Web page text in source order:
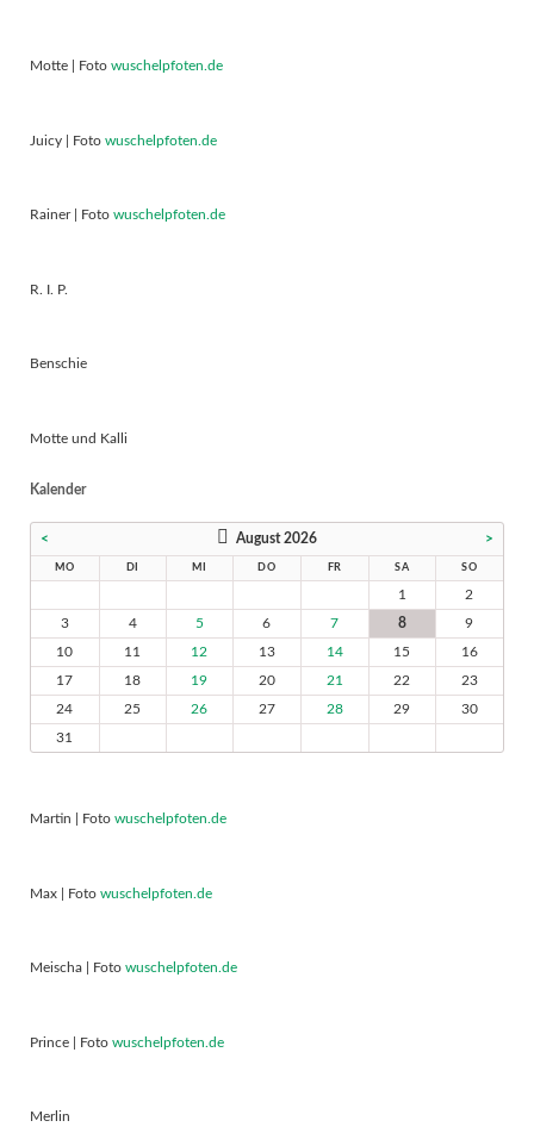
Motte | Foto wuschelpfoten.de
Juicy | Foto wuschelpfoten.de
Rainer | Foto wuschelpfoten.de
R. I. P.
Benschie
Motte und Kalli
Kalender
< August 2026 >
MO DI MI DO FR SA SO
1
2
3
4 5 6 7 8
9
10
11 12 13 14 15
16
17
18 19 20 21 22
23
24
25 26 27 28 29
30
31
Martin | Foto wuschelpfoten.de
Max | Foto wuschelpfoten.de
Meischa | Foto wuschelpfoten.de
Prince | Foto wuschelpfoten.de
Merlin